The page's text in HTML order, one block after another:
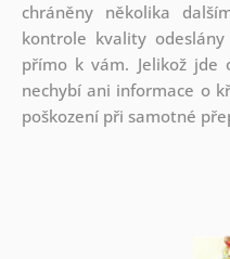
chráněny několika
kontrole kvality
přímo k vám. Jelikož jde
nechybí ani informace o
poškození při samotné